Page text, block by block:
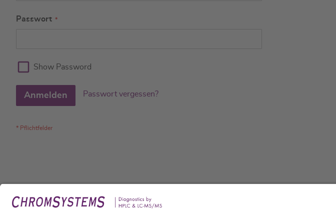
Passwort
Show Password
Anmelden Passwort vergessen?